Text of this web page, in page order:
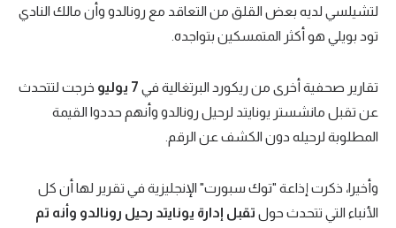
لتشيلسي لديه بعض القلق من التعاقد مع رونالدو وأن مالك النادي
تود بويلي هو أكثر المتمسكين بتواجده.
تقارير صحفية أخرى من ريكورد البرتغالية في 7 يوليو
خرجت لتتحدث
عن تقبل مانشستر يونايتد لرحيل رونالدو وأنهم حددوا القيمة
المطلوبة لرحيله دون الكشف عن الرقم.
وأخيرا، ذكرت إذاعة "توك سبورت" الإنجليزية في تقرير لها أن كل
الأنباء التي تتحدث حول تقبل إدارة يونايتد رحيل رونالدو وأنه تم